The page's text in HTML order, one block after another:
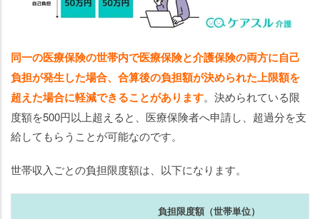
同一の医療保険の世帯内で医療保険と介護保険の両方に自己
負担が発生した場合、合算後の負担額が決められた上限額を
超えた場合に軽減できることがあります。決められている限
度額を500円以上超えると、医療保険者へ申請し、超過分を支
給してもらうことが可能なのです。
世帯収入ごとの負担限度額は、以下になります。
負担限度額（世帯単位）